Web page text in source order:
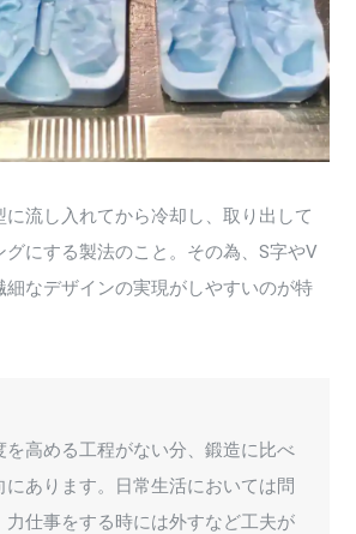
流し入れてから冷却し、取り出して
グにする製法のこと。その為、S字やV
細なデザインの実現がしやすいのが特
を高める工程がない分、鍛造に比べ
にあります。日常生活においては問
力仕事をする時には外すなど工夫が